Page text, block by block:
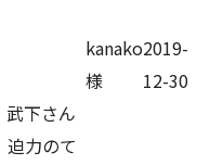
kanako
様
2019-
12-30
下さん
力のて